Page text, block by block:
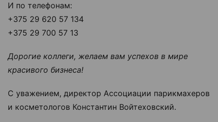
И по телефонам:
+375 29 620 57 134
+375 29 700 57 13
Дорогие коллеги, желаем вам успехов в мире
красивого бизнеса!
С уважением, директор Ассоциации парикмахеров
и косметологов Константин Войтеховский.